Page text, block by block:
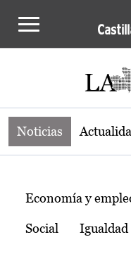
Noticias de la
Noticias
Temas
Economía y
Social Igualdad